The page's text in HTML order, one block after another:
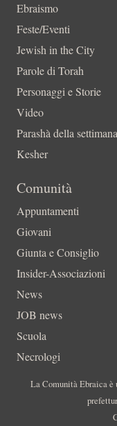
Ebraismo
Feste/Eventi
Jewish in the City
Parole di Torah
Personaggi e Storie
Video
Parashà della settimana
Kesher
Comunità
Appuntamenti
Giovani
Giunta e Consiglio
Insider-Associazioni
News
JOB news
Scuola
Necrologi
La Comunità Ebraica è